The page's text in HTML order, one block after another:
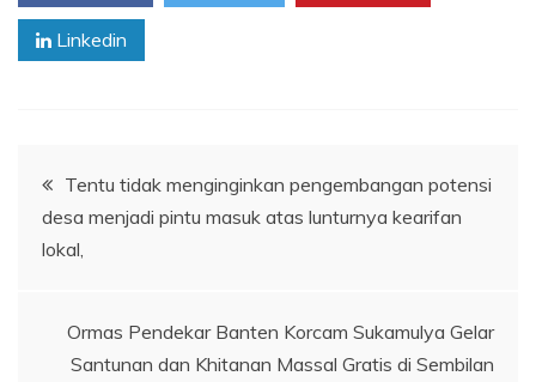
Linkedin
Navigasi
pos
Tentu tidak menginginkan pengembangan potensi
desa menjadi pintu masuk atas lunturnya kearifan
lokal,
Ormas Pendekar Banten Korcam Sukamulya Gelar
Santunan dan Khitanan Massal Gratis di Sembilan